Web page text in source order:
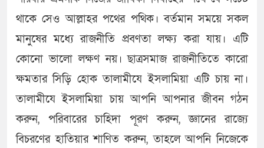
থাকে সেও আল্লাহর পথের পথিক। বর্তমান সময়ে সকল
মানুষের মধ্যে রাজনীতি প্রবণতা লক্ষ্য করা যায়। এটি
কোনো ভালো লক্ষণ নয়। ছাত্রসমাজ রাজনীতিতে কারো
ক্ষমতার সিড়ি হোক তালামীযে ইসলামিয়া এটি চায় না।
তালামীযে ইসলামিয়া চায় আপনি আপনার জীবন গঠন
করুন, পরিবারের চাহিদা পূরণ করুন, জ্ঞানের রাজ্যে
বিচরণের হাতিয়ার শাণিত করুন, তাহলে আপনি নিজেকে